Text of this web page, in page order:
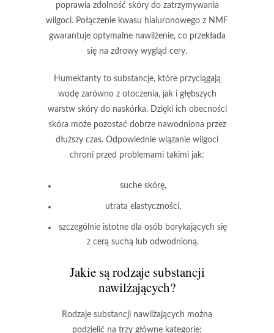
poprawia zdolność skóry do zatrzymywania
wilgoci. Połączenie kwasu hialuronowego z NMF
gwarantuje optymalne nawilżenie, co przekłada
się na zdrowy wygląd cery.
Humektanty to substancje, które przyciągają
wodę zarówno z otoczenia, jak i głębszych
warstw skóry do naskórka. Dzięki ich obecności
skóra może pozostać dobrze nawodniona przez
dłuższy czas. Odpowiednie wiązanie wilgoci
chroni przed problemami takimi jak:
suche skórę,
utrata elastyczności,
szczególnie istotne dla osób borykających się
z cerą suchą lub odwodnioną.
Jakie są rodzaje substancji
nawilżających?
Rodzaje substancji nawilżających można
podzielić na trzy główne kategorie: